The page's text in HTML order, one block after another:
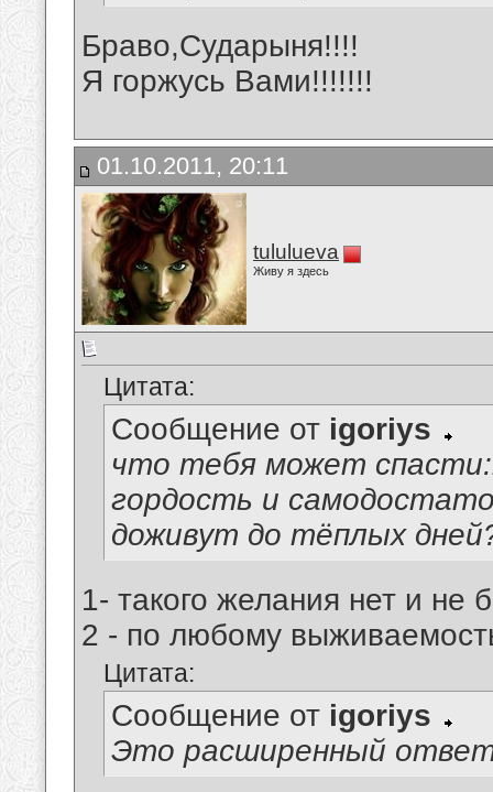
Браво,Сударыня!!!!
Я горжусь Вами!!!!!!!
01.10.2011, 20:11
tululueva
Живу я здесь
Цитата:
Сообщение от igoriys
что тебя может
гордость и
доживут до тёплых
1- такого желания нет и не
2 - по любому
Цитата:
Сообщение от igoriys
Это расширенный